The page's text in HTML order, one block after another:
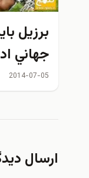
برزيل بايد
جهاني ادامه
2014-07-05
دیدگاه